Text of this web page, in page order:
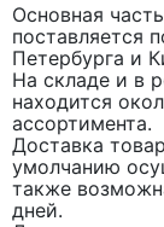
Основная
поставляется
Петербурга и
На складе и в
находится
ассортимента.
Доставка
умолчанию
также
дней.